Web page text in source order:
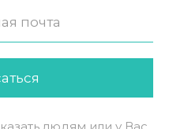
людям или у Вас